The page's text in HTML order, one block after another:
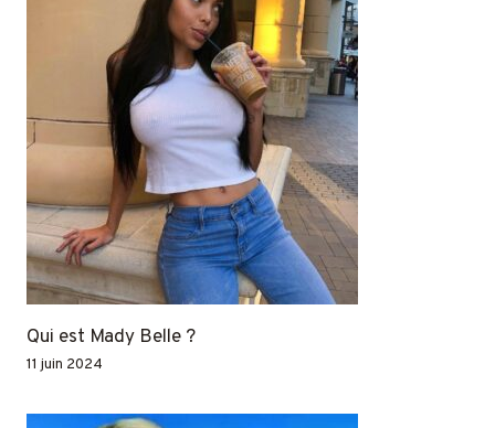
Qui est Mady Belle ?
11 juin 2024